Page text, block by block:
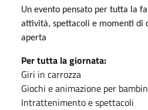
Un evento pensato per tutta la
attività, spettacoli e momenti di
aperta
Per tutta la giornata:
Giri in carrozza
Giochi e animazione per
Intrattenimento e spettacoli